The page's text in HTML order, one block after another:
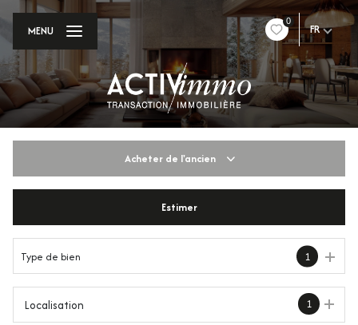
0
FR
MENU
Acheter de l'ancien
Du neuf
De l'immo pro
Estimer
Type de bien 1
1
Localisation